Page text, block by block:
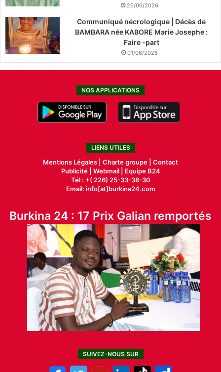
26/06/2026
Communiqué nécrologique | Décès de
BAMBARA née KABORE Marie Josephe :
Faire -part
01/06/2026
NOS APPLICATIONS
LIENS UTILES
Mentions Légales | Charte groupe | Contact
Publicité| Webmail |
Equipe B24
Tél : +( 226) 25-33-38-30
Email: info[at]burkina24.com
Burkina 24 : 17 Prix Galian remportés
SUIVEZ-NOUS SUR